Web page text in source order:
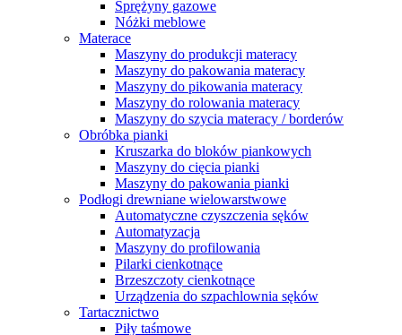
Sprężyny gazowe
Nóżki meblowe
Materace
Maszyny do produkcji materacy
Maszyny do pakowania materacy
Maszyny do pikowania materacy
Maszyny do rolowania materacy
Maszyny do szycia materacy / borderów
Obróbka pianki
Kruszarka do bloków piankowych
Maszyny do cięcia pianki
Maszyny do pakowania pianki
Podłogi drewniane wielowarstwowe
Automatyczne czyszczenia sęków
Automatyzacja
Maszyny do profilowania
Pilarki cienkotnące
Brzeszczoty cienkotnące
Urządzenia do szpachlownia sęków
Tartacznictwo
Piły taśmowe